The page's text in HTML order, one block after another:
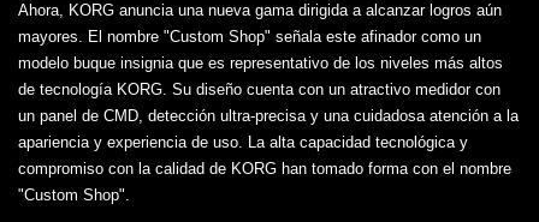
Ahora, KORG anuncia una nueva gama dirigida a alcanzar logros aún
mayores. El nombre "Custom Shop" señala este afinador como un
modelo buque insignia que es representativo de los niveles más altos
de tecnología KORG. Su diseño cuenta con un atractivo medidor con
un panel de CMD, detección ultra-precisa y una cuidadosa atención a la
apariencia y experiencia de uso. La alta capacidad tecnológica y
compromiso con la calidad de KORG han tomado forma con el nombre
"Custom Shop".